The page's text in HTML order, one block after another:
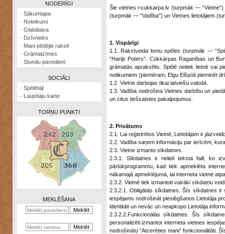
Visatcera
almanahs
Arhīvs
Zināšanu
NODERĪGI
· Sākumlapa
· Noteikumi
· Glabātava
· Dzīvnieks
· Mani pēdējie raksti
· Grāmatzīmes
· Stundu pavedieni
SOCIĀLI
· Spēlētāji
· Laupītāju karte
TORŅU PUNKTI
MEKLĒŠANA
Šie vietnes i-cukkarpa.lv (turpmāk —
(turpmāk — “Vadība”) un Vietnes lietotājiem
1. Vispārīgi
1.1. Rakstveida lomu spēles (turpmāk —
“Harijs Poters”. Cūkkārpas Raganības un
grāmatās aprakstīto. Spēlē netiek lietoti vai
notikumiem (piemēram, Elgu Elšpūti pieminēt
1.2. Vietne darbojas tikai latviešu valodā.
1.3. Vadība nodrošina Vietnes darbību un
un citus tiešsaistes pakalpojumus.
2. Privātums
2.1. Lai reģistrētos Vietnē, Lietotājam ir
2.2. Vadība saņem informāciju par ierīcēm,
2.3. Vietne izmanto sīkdatnes.
2.3.1. Sīkdatnes ir nelieli teksta faili, ko
pārlūkprogrammu, kad tiek apmeklēta
nākamajā apmeklējumā, lai interneta vietne
2.3.2. Vietnē tiek izmantoti vairāki sīkdatņu
2.3.2.1. Obligātās sīkdatnes. Šīs sīkdatnes
iespējams nodrošināt pieslēgšanos Lietotāja
identitāti un nevāc un neapkopo Lietotāja
2.3.2.2.Funkcionālās sīkdatnes. Šīs
personalizēti izmantot interneta vietnes
nodrošinātu “Atcerēties mani” funkcionalitāti.